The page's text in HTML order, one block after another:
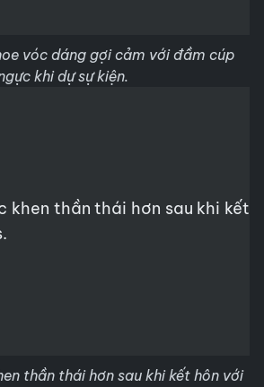
vóc dáng gợi cảm với đầm cúp
khi dự sự kiện.
thần thái hơn sau khi kết hôn với